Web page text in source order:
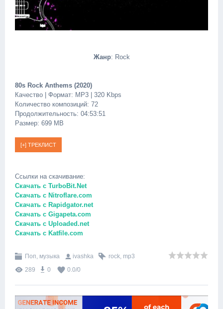
Жанр: Rock
80s Rock Anthems (2020)
Качество | Формат: MP3 | 320 Kbps
Количество композиций: 72
Продолжительность: 04:53:51
Размер: 699 MB
Ссылки на скачивание:
Скачать с TurboBit.Net
Скачать с Nitroflare.com
Скачать с Rapidgator.net
Скачать с Gigapeta.com
Скачать с Uploaded.net
Скачать с Katfile.com
Поп, музыка ivashka rock, mp3
289
0 0.0/0